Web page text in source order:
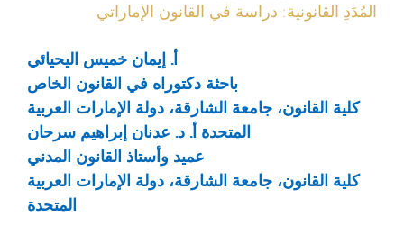
المُدَدِ القانونية: دراسة في القانون الإماراتي
أ. إيمان خميس اليحيائي
باحثة دكتوراه في القانون الخاص
كلية القانون، جامعة الشارقة، دولة الإمارات العربية
المتحدة أ. د. عدنان إبراهيم سرحان
عميد وأستاذ القانون المدني
كلية القانون، جامعة الشارقة، دولة الإمارات العربية
المتحدة